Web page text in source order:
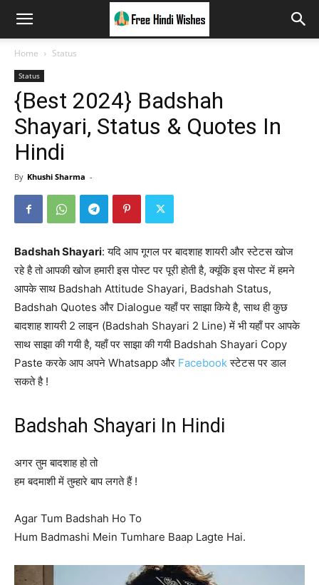
Home Status
Status
{Best 2024} Badshah
Shayari, Status & Quotes In
Hindi
By Khushi Sharma -
Badshah Shayari: यदि आप गूगल पर बादशाह शायरी और स्टेटस खोज
रहे है तो आपकी खोज हमारी इस पोस्ट पर पूरी होती है, क्यूंकि इस पोस्ट में हमने
आपके साथ Badshah Attitude Shayari, Badshah Status,
Badshah Quotes और Dialogue यहाँ पर साझा किये है, साथ ही कुछ
बादशाह शायरी 2 लाइन (Badshah Shayari 2 Line) में भी यहाँ पर आपके
साथ साझा की गयी है, यहाँ पर साझा की गयी Badshah Shayari Copy
Paste करके आप अपने Whatsapp और Facebookस्टेटस पर डाल
सकते है !
Badshah Shayari In Hindi
अगर तुम बादशाह हो तो
हम बदमाशी में तुम्हारे बाप लगते हैं !
Agar Tum Badshah Ho To
Hum Badmashi Mein Tumhare Baap Lagte Hai.